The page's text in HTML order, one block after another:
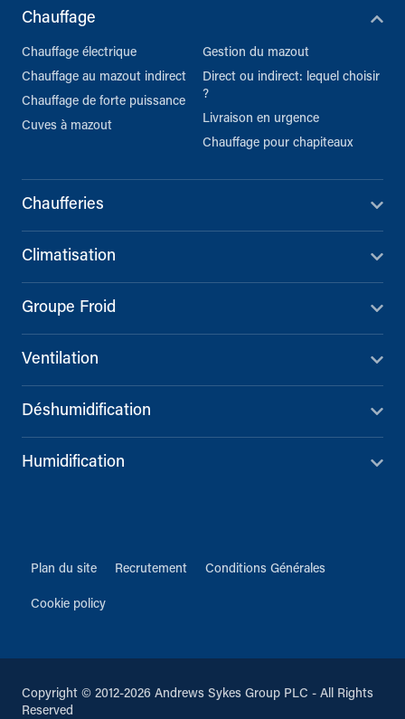
Chauffage
Chauffage électrique
Chauffage au mazout indirect
Chauffage de forte puissance
Cuves à mazout
Gestion du mazout
Direct ou indirect: lequel choisir
?
Livraison en urgence
Chauffage pour chapiteaux
Chaufferies
Climatisation
Groupe Froid
Ventilation
Déshumidification
Humidification
Plan du site Recrutement Conditions Générales
Cookie policy
Copyright © 2012-2026 Andrews Sykes Group PLC - All Rights
Reserved